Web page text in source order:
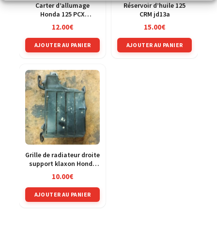
Carter d’allumage
Honda 125 PCX
MLHJF28A
12.00€
AJOUTER AU PANIER
Réservoir d’huile 125
CRM jd13a
15.00€
AJOUTER AU PANIER
Grille de radiateur droite
support klaxon Honda
125 CRM jd13a
10.00€
AJOUTER AU PANIER